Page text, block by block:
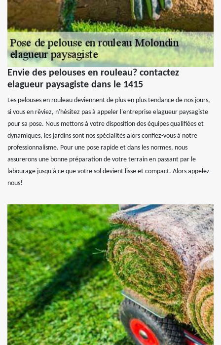
Envie des pelouses en rouleau? contactez
elagueur paysagiste dans le 1415
Les pelouses en rouleau deviennent de plus en plus tendance de nos jours,
si vous en rêviez, n'hésitez pas à appeler l'entreprise elagueur paysagiste
pour sa pose. Nous mettons à votre disposition des équipes qualifiées et
dynamiques, les jardins sont nos spécialités alors confiez-vous à notre
professionnalisme. Pour une pose rapide et dans les normes, nous
assurerons une bonne préparation de votre terrain en passant par le
labourage jusqu'à ce que votre sol devient lisse et compact. Alors appelez-
nous!